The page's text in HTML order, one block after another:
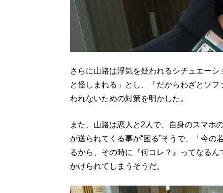
さらに山路は浮気を疑われるシチュエー
と怪しまれる」とし、「だからわざとソ
われないための対策を明かした。
また、山路は恋人と2人で、自身のスマホ
が送られてくる事が“困る”そうで、「今の
るから、その時に『何コレ？』ってなる
かけられてしまうそうだ。